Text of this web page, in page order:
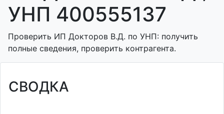
УНП 400555137
Проверить ИП Докторов В.Д. по УНП: получить
полные сведения, проверить контрагента.
СВОДКА